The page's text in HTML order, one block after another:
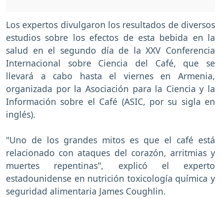
Los expertos divulgaron los resultados de diversos
estudios sobre los efectos de esta bebida en la
salud en el segundo día de la XXV Conferencia
Internacional sobre Ciencia del Café, que se
llevará a cabo hasta el viernes en Armenia,
organizada por la Asociación para la Ciencia y la
Información sobre el Café (ASIC, por su sigla en
inglés).
"Uno de los grandes mitos es que el café está
relacionado con ataques del corazón, arritmias y
muertes repentinas", explicó el experto
estadounidense en nutrición toxicología química y
seguridad alimentaria James Coughlin.